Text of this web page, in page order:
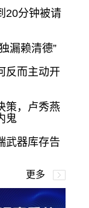
20分钟被请
漏赖清德”
反而主动开
策，卢秀燕
鬼
武器库存告
更多